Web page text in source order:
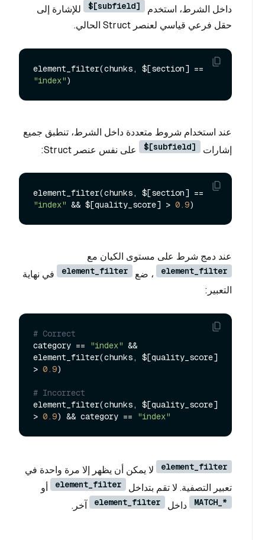
داخل الشرط، استخدم $[subfield]
للإشارة إلى
حقل فرعي قياسي لعنصر Struct الحالي.
"index"
عند استخدام شروط متعددة داخل الشرط، تنطبق جميع
إشارات
$[subfield] على نفس عنصر Struct:
"index" && $[quality_score] > 0.9
عند دمج شرط على مستوى الكيان مع
element_filter ، ضع element_filter
في نهاية
التعبير:
# Correct
category ==
"index" &&
element_filter(chunks, $[quality_score]
> 0.9)
# Incorrect
element_filter(chunks, $[quality_score]
> 0.9) && category == "index"
element_filter
لا يمكن أن يظهر إلا مرة واحدة في
تعبير التصفية. لا تقم بتداخل
element_filter أو
MATCH_* داخل element_filter آخر.